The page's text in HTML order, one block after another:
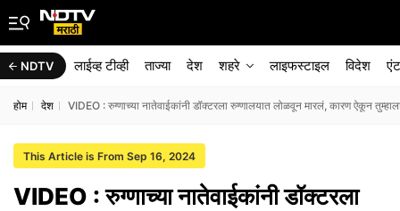
NDTV लाईव्ह टीव्ही ताज्या देश शहरे लाइफस्टाइल विदेश
होम देश VIDEO : रुग्णाच्या नातेवाईकांनी डॉक्टरला रुग्णालयात लोळवून मारलं, कारण ऐकून
This Article is From Sep 16, 2024
VIDEO : रुग्णाच्या नातेवाईकांनी डॉक्टरला